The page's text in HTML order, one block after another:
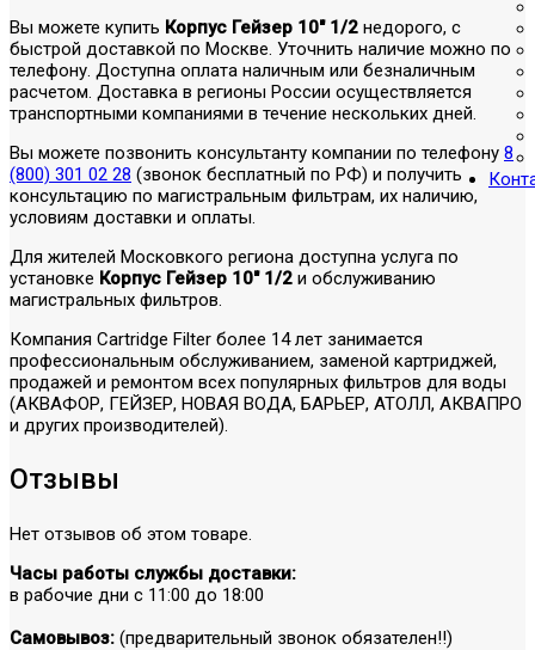
Вы можете купить Корпус Гейзер 10" 1/2 недорого, с
быстрой доставкой по Москве. Уточнить наличие можно по
телефону. Доступна оплата наличным или безналичным
расчетом. Доставка в регионы России осуществляется
транспортными компаниями в течение нескольких дней.
Вы можете позвонить консультанту компании по телефону 8
(800) 301 02 28 (звонок бесплатный по РФ) и получить
консультацию по магистральным фильтрам, их наличию,
условиям доставки и оплаты.
Для жителей Московкого региона доступна услуга по
установке Корпус Гейзер 10" 1/2 и обслуживанию
магистральных фильтров.
Компания Cartridge Filter более 14 лет занимается
профессиональным обслуживанием, заменой картриджей,
продажей и ремонтом всех популярных фильтров для воды
(АКВАФОР, ГЕЙЗЕР, НОВАЯ ВОДА, БАРЬЕР, АТОЛЛ, АКВАПРО
и других производителей).
Отзывы
Нет отзывов об этом товаре.
Часы работы службы доставки:
в рабочие дни с 11:00 до 18:00
Самовывоз: (предварительный звонок обязателен!!)